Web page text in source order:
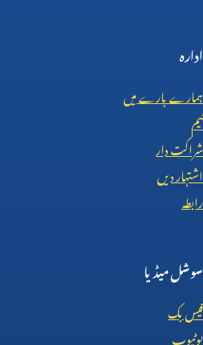
ادارہ
ہمارے بارے میں
ٹیم
شراکت دار
اشتہار دیں
رابطہ
سوشل میڈیا
فیس بک
یوٹیوب